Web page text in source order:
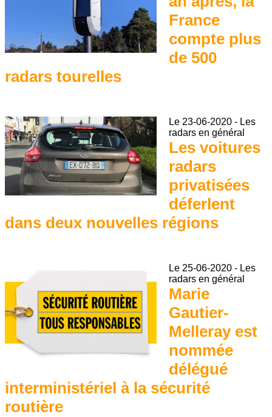
France
compte plus
de 500
radars tourelles
Le 23-06-2020 - Les
radars en général
Les voitures
radars
privatisées
déferlent
dans deux nouvelles régions
Le 25-06-2020 - Les
radars en général
Marie
Gautier-
Melleray est
nommée
délégué
interministériel à la sécurité
routière